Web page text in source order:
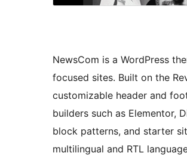
NewsCom is a WordPress
focused sites. Built on the
customizable header and
builders such as Elementor,
block patterns, and starter
multilingual and RTL